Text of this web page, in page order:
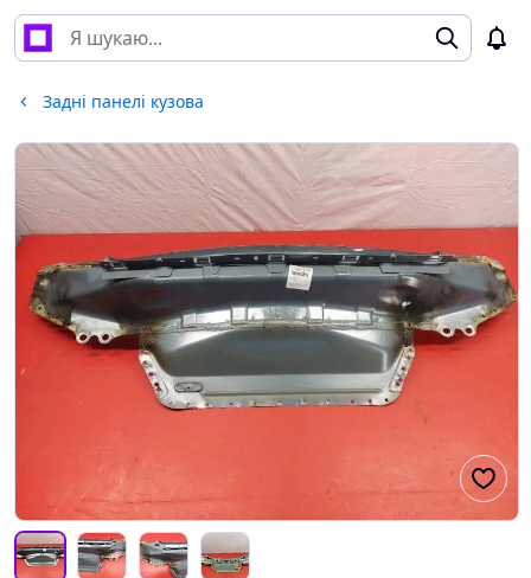
Задні панелі кузова